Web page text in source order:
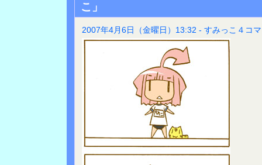
こ」
2007年4月6日（金曜日）13:32 - すみっこ４コマ